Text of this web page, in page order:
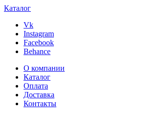
Каталог
Vk
Instagram
Facebook
Behance
О компании
Каталог
Оплата
Доставка
Контакты